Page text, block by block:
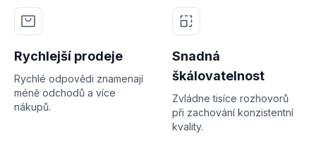
Rychlejší prodeje
Rychlé odpovědi znamenají
méně odchodů a více
nákupů.
Snadná
škálovatelnost
Zvládne tisíce rozhovorů
při zachování konzistentní
kvality.